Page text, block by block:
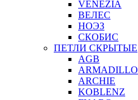
VENEZIA
ВЕЛЕС
НОЭЗ
СКОБИС
ПЕТЛИ СКРЫТЫЕ
AGB
ARMADILLO
ARCHIE
KOBLENZ